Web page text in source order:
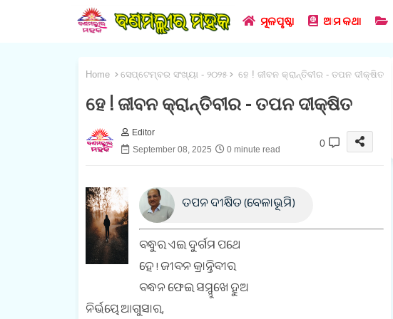
ମୂଳପୃଷ୍ଠା ଆମ କଥା
Home ସେପ୍ଟେମ୍ବର ସଂଖ୍ୟା - ୨୦୨୫ ହେ ! ଜୀବନ କ୍ରାନ୍ତିବୀର - ତପନ ଦୀକ୍ଷିତ
ହେ ! ଜୀବନ କ୍ରାନ୍ତିବୀର - ତପନ ଦୀକ୍ଷିତ
Editor
September 08, 2025
0 minute read
0
ତପନ ଦୀକ୍ଷିତ (ବେଳାଭୂମି)
ବନ୍ଧୁର ଏଇ ଦୁର୍ଗମ ପଥେ
ହେ ! ଜୀବନ କ୍ରାନ୍ତିବୀର
ବନ୍ଧନ ଫେଇ ସମ୍ମୁଖେ ହୁଅ
ନିର୍ଭୟେ ଆଗୁସାର,